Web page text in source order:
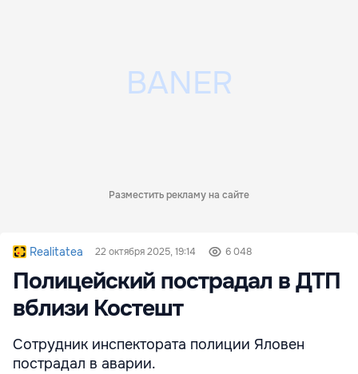
Разместить рекламу на сайте
Realitatea 22 октября 2025, 19:14 6 048
Полицейский пострадал в ДТП
вблизи Костешт
Сотрудник инспектората полиции Яловен
пострадал в аварии.